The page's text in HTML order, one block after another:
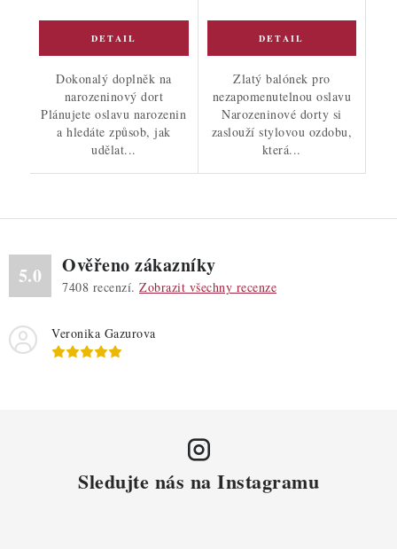
Dokonalý doplněk na
narozeninový dort
Plánujete oslavu narozenin
a hledáte způsob, jak
udělat...
Zlatý balónek pro
nezapomenutelnou oslavu
Narozeninové dorty si
zaslouží stylovou ozdobu,
která...
5.0 Ověřeno zákazníky
7408 recenzí. Zobrazit všechny recenze
Veronika Gazurova
Sledujte nás na Instagramu